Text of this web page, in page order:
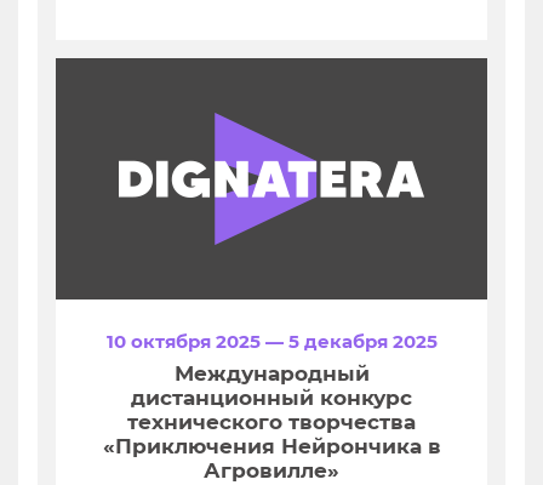
10 октября 2025 — 5 декабря 2025
Международный
дистанционный конкурс
технического творчества
«Приключения Нейрончика в
Агровилле»